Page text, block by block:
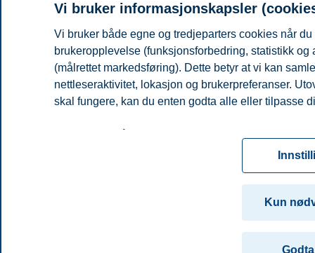
Vi bruker informasjonskapsler
Vi bruker både egne og tredjeparters cookies når
brukeropplevelse (funksjonsforbedring, statistikk
(målrettet markedsføring). Dette betyr at vi kan
nettleseraktivitet, lokasjon og brukerpreferanser.
skal fungere, kan du enten godta alle eller tilpasse
for informasjonskapsler. Du kan når som helst
ved å klikke på «Cookies» nederst på nettsiden vår.
cookie-erklæring
Kun